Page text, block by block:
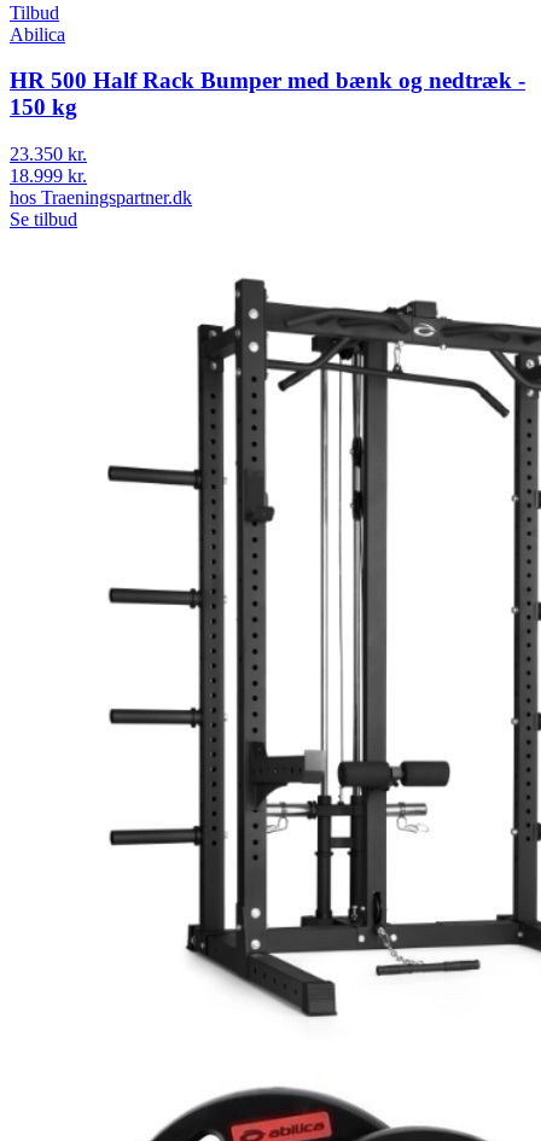
Tilbud
Abilica
HR 500 Half Rack Bumper med bænk og nedtræk -
150 kg
23.350 kr.
18.999 kr.
hos Traeningspartner.dk
Se tilbud